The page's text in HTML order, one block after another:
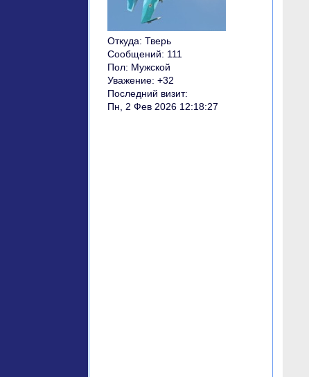
Откуда: Тверь
Сообщений: 111
Пол: Мужской
Уважение: +32
Последний визит:
Пн, 2 Фев 2026 12:18:27